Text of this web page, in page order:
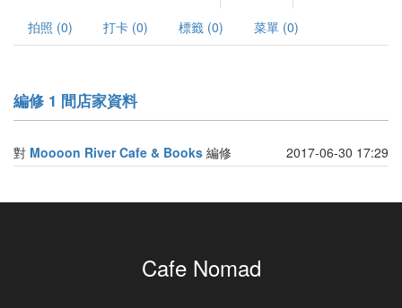
拍照 (0) 打卡 (0) 標籤 (0) 菜單 (0)
編修 1 間店家資料
對 Moooon River Cafe & Books 編修 2017-06-30 17:29
Cafe Nomad